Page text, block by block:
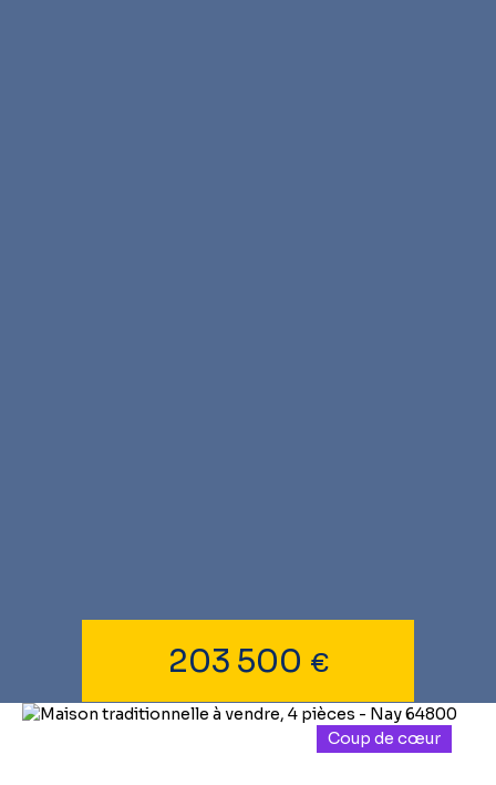
203 500 €
Coup de cœur